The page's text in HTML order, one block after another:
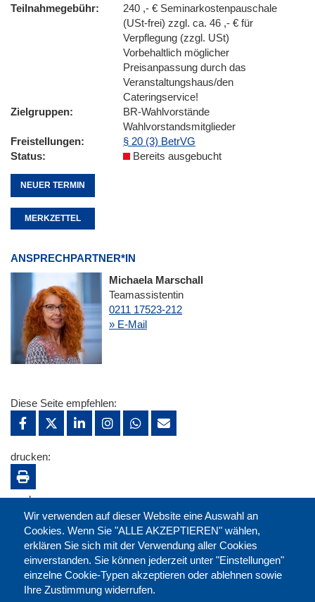
Teilnahmegebühr
240 ,- € Seminarkostenpauschale
(USt-frei) zzgl. ca. 46 ,- € für
Verpflegung (zzgl. USt)
Vorbehaltlich möglicher
Preisanpassung durch das
Veranstaltungshaus/den
Cateringservice!
Zielgruppen
BR-Wahlvorstände
Wahlvorstandsmitglieder
Freistellungen
§ 20 (3) BetrVG
Status
Bereits ausgebucht
NEUER TERMIN
MERKZETTEL
ANSPRECHPARTNER*IN
Michaela Marschall
Teamassistentin
0211 17523-212
» E-Mail
Wir verwenden auf dieser Website eine Auswahl an
Cookies. Wenn Sie "ALLE AKZEPTIEREN" wählen,
erklären Sie sich mit der Verwendung aller Cookies
einverstanden. Sie können jederzeit unter "Einstellungen"
einzelne Cookie-Typen akzeptieren oder ablehnen sowie
Ihre Zustimmung widerrufen.
Diese Seite empfehlen:
drucken:
merken: